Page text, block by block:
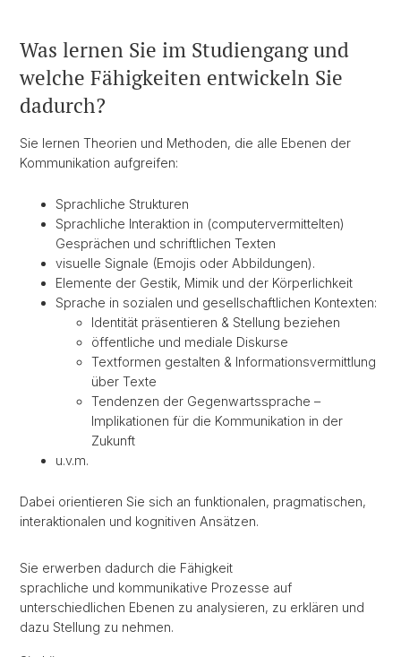
Was lernen Sie im Studiengang und
welche Fähigkeiten entwickeln Sie
dadurch?
Sie lernen Theorien und Methoden, die alle Ebenen der
Kommunikation aufgreifen:
Sprachliche Strukturen
Sprachliche Interaktion in (computervermittelten)
Gesprächen und schriftlichen Texten
visuelle Signale (Emojis oder Abbildungen).
Elemente der Gestik, Mimik und der Körperlichkeit
Sprache in sozialen und gesellschaftlichen Kontexten:
Identität präsentieren & Stellung beziehen
öffentliche und mediale Diskurse
Textformen gestalten & Informationsvermittlung
über Texte
Tendenzen der Gegenwartssprache –
Implikationen für die Kommunikation in der
Zukunft
u.v.m.
Dabei orientieren Sie sich an funktionalen, pragmatischen,
interaktionalen und kognitiven Ansätzen.
Sie erwerben dadurch die Fähigkeit
sprachliche und kommunikative Prozesse auf
unterschiedlichen Ebenen zu analysieren, zu erklären und
dazu Stellung zu nehmen.